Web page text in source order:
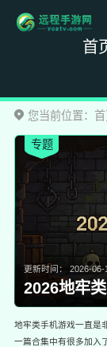
首
您当前位置： 首
专题
更新时间：2026-06-
2026地牢
地牢类手机游戏一直是
一篇合集中有很多加入